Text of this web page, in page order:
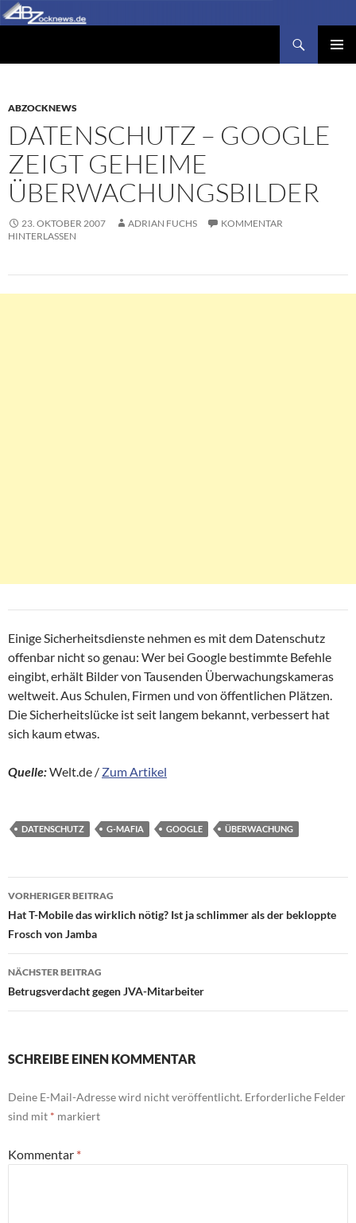
Zum
Inhalt
ABZOCKNEWS
DATENSCHUTZ – GOOGLE
ZEIGT GEHEIME
ÜBERWACHUNGSBILDER
23. OKTOBER 2007 ADRIAN FUCHS
KOMMENTAR
HINTERLASSEN
Einige Sicherheitsdienste nehmen es mit dem Datenschutz
offenbar nicht so genau: Wer bei Google bestimmte Befehle
eingibt, erhält Bilder von Tausenden Überwachungskameras
weltweit. Aus Schulen, Firmen und von öffentlichen Plätzen.
Die Sicherheitslücke ist seit langem bekannt, verbessert hat
sich kaum etwas.
Quelle:Welt.de / Zum Artikel
DATENSCHUTZ G-MAFIA GOOGLE ÜBERWACHUNG
Beitragsnavigation
VORHERIGER BEITRAG
Hat T-Mobile das wirklich nötig? Ist ja schlimmer als der bekloppte
Frosch von Jamba
NÄCHSTER BEITRAG
Betrugsverdacht gegen JVA-Mitarbeiter
SCHREIBE EINEN KOMMENTAR
Deine E-Mail-Adresse wird nicht veröffentlicht. Erforderliche Felder
sind mit * markiert
Kommentar *